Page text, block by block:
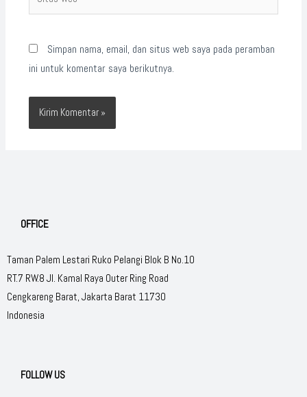
web
Simpan nama, email, dan situs web saya pada peramban
ini untuk komentar saya berikutnya.
OFFICE
Taman Palem Lestari Ruko Pelangi Blok B No.10
RT.7 RW.8 Jl. Kamal Raya Outer Ring Road
Cengkareng Barat, Jakarta Barat 11730
Indonesia
FOLLOW US